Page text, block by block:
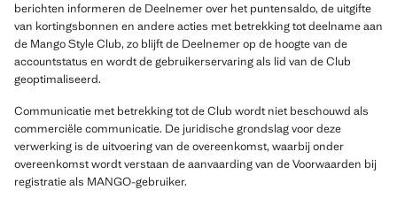
berichten informeren de Deelnemer over het puntensaldo, de uitgifte
van kortingsbonnen en andere acties met betrekking tot deelname aan
de Mango Style Club, zo blijft de Deelnemer op de hoogte van de
accountstatus en wordt de gebruikerservaring als lid van de Club
geoptimaliseerd.
Communicatie met betrekking tot de Club wordt niet beschouwd als
commerciële communicatie. De juridische grondslag voor deze
verwerking is de uitvoering van de overeenkomst, waarbij onder
overeenkomst wordt verstaan de aanvaarding van de Voorwaarden bij
registratie als MANGO-gebruiker.